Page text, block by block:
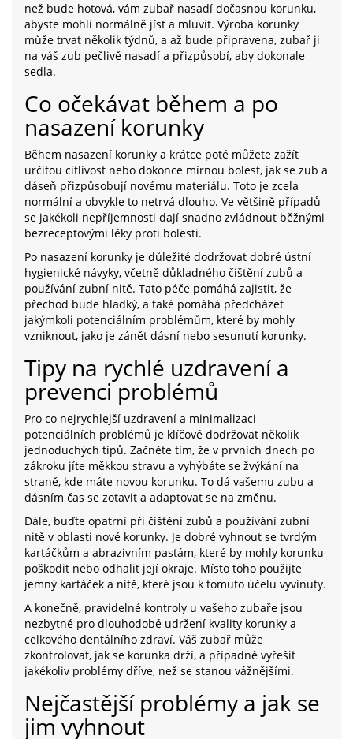
než bude hotová, vám zubař nasadí dočasnou korunku,
abyste mohli normálně jíst a mluvit. Výroba korunky
může trvat několik týdnů, a až bude připravena, zubař ji
na váš zub pečlivě nasadí a přizpůsobí, aby dokonale
sedla.
Co očekávat během a po
nasazení korunky
Během nasazení korunky a krátce poté můžete zažít
určitou citlivost nebo dokonce mírnou bolest, jak se zub a
dáseň přizpůsobují novému materiálu. Toto je zcela
normální a obvykle to netrvá dlouho. Ve většině případů
se jakékoli nepříjemnosti dají snadno zvládnout běžnými
bezreceptovými léky proti bolesti.
Po nasazení korunky je důležité dodržovat dobré ústní
hygienické návyky, včetně důkladného čištění zubů a
používání zubní nitě. Tato péče pomáhá zajistit, že
přechod bude hladký, a také pomáhá předcházet
jakýmkoli potenciálním problémům, které by mohly
vzniknout, jako je zánět dásní nebo sesunutí korunky.
Tipy na rychlé uzdravení a
prevenci problémů
Pro co nejrychlejší uzdravení a minimalizaci
potenciálních problémů je klíčové dodržovat několik
jednoduchých tipů. Začněte tím, že v prvních dnech po
zákroku jíte měkkou stravu a vyhýbáte se žvýkání na
straně, kde máte novou korunku. To dá vašemu zubu a
dásním čas se zotavit a adaptovat se na změnu.
Dále, buďte opatrní při čištění zubů a používání zubní
nitě v oblasti nové korunky. Je dobré vyhnout se tvrdým
kartáčkům a abrazivním pastám, které by mohly korunku
poškodit nebo odhalit její okraje. Místo toho použijte
jemný kartáček a nitě, které jsou k tomuto účelu vyvinuty.
A konečně, pravidelné kontroly u vašeho zubaře jsou
nezbytné pro dlouhodobé udržení kvality korunky a
celkového dentálního zdraví. Váš zubař může
zkontrolovat, jak se korunka drží, a případně vyřešit
jakékoliv problémy dříve, než se stanou vážnějšími.
Nejčastější problémy a jak se
jim vyhnout